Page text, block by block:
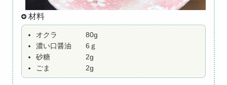
材料
オクラ
80g
濃い口醤油
6ｇ
砂糖
2g
ごま
2g